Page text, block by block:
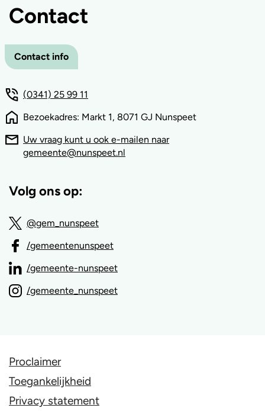
Contact
Contact info
(0341) 25 99 11
Bezoekadres: Markt 1, 8071 GJ Nunspeet
Uw vraag kunt u ook e-mailen naar
gemeente@nunspeet.nl
Volg ons op:
@gem_nunspeet
/gemeentenunspeet
/gemeente-nunspeet
/gemeente_nunspeet
Proclaimer
Toegankelijkheid
Privacy statement